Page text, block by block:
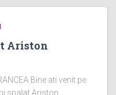
Ariston
Bine ati venit pe
spalat Ariston